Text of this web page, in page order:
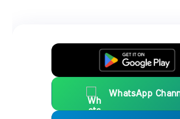
WhatsApp